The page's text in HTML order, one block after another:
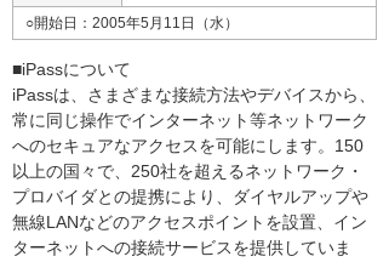
○開始日：2005年5月11日（水）
■iPassについて
iPassは、さまざまな接続方法やデバイスから、
常に同じ操作でインターネット等ネットワーク
へのセキュアなアクセスを可能にします。150
以上の国々で、250社を超えるネットワーク・
プロバイダとの提携により、ダイヤルアップや
無線LANなどのアクセスポイントを設置、イン
ターネットへの接続サービスを提供していま